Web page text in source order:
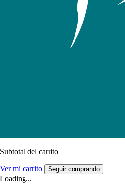
Subtotal del carrito
Ver mi carrito Seguir comprando
Loading...